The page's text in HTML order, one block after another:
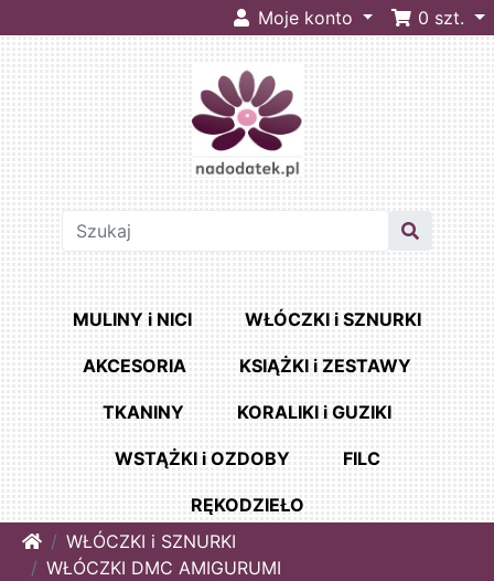
Moje konto 0 szt.
MULINY i NICI WŁÓCZKI i SZNURKI
AKCESORIA KSIĄŻKI i ZESTAWY
TKANINY KORALIKI i GUZIKI
WSTĄŻKI i OZDOBY FILC
RĘKODZIEŁO
HomeWŁÓCZKI i SZNURKI
WŁÓCZKI DMC AMIGURUMI